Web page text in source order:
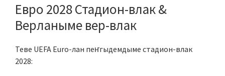
Евро 2028 Стадион-влак &
Верланыме вер-влак
Теве UEFA Euro-лан пеҥгыдемдыме стадион-влак
2028: